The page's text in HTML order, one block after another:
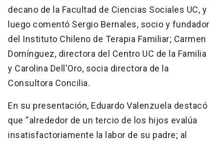
decano de la Facultad de Ciencias Sociales UC, y
luego comentó Sergio Bernales, socio y fundador
del Instituto Chileno de Terapia Familiar; Carmen
Domínguez, directora del Centro UC de la Familia
y Carolina Dell'Oro, socia directora de la
Consultora Concilia.
En su presentación, Eduardo Valenzuela destacó
que “alrededor de un tercio de los hijos evalúa
insatisfactoriamente la labor de su padre; al